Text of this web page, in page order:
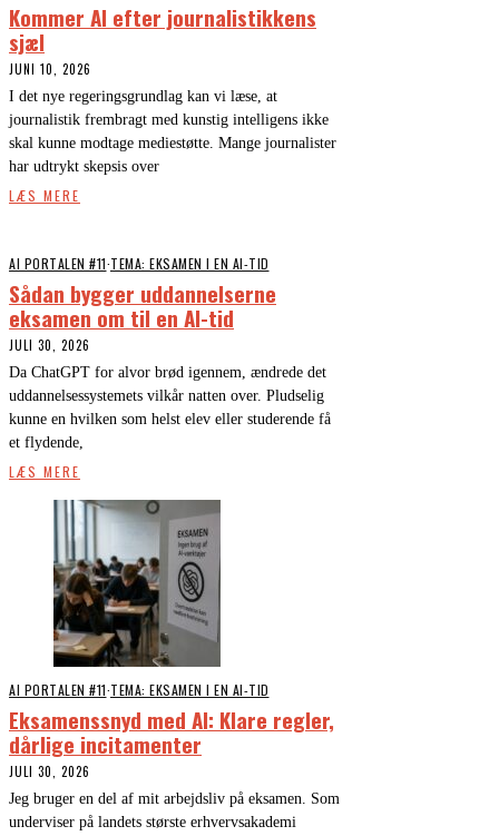
Kommer AI efter journalistikkens
sjæl
JUNI 10, 2026
I det nye regeringsgrundlag kan vi læse, at
journalistik frembragt med kunstig intelligens ikke
skal kunne modtage mediestøtte. Mange journalister
har udtrykt skepsis over
LÆS MERE
AI PORTALEN #11·TEMA: EKSAMEN I EN AI-TID
Sådan bygger uddannelserne
eksamen om til en AI-tid
JULI 30, 2026
Da ChatGPT for alvor brød igennem, ændrede det
uddannelsessystemets vilkår natten over. Pludselig
kunne en hvilken som helst elev eller studerende få
et flydende,
LÆS MERE
AI PORTALEN #11·TEMA: EKSAMEN I EN AI-TID
Eksamenssnyd med AI: Klare regler,
dårlige incitamenter
JULI 30, 2026
Jeg bruger en del af mit arbejdsliv på eksamen. Som
underviser på landets største erhvervsakademi